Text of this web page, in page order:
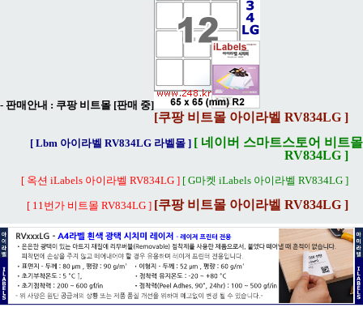
- 판매안내 : 쿠팡 비트몰 [판매 중]
[쿠팡 비트몰 아이라벨 RV834LG ]
[ Lbm 아이라벨 RV834LG 라벨몰 ] [ 네이버 스마트스토어 비트몰
RV834LG ]
[ 옥션 iLabels 아이라벨 RV834LG ] [ G마켓 iLabels 아이라벨 RV834LG ]
[ 11번가 비트몰 RV834LG ] [쿠팡 비트몰 아이라벨 RV834LG ]